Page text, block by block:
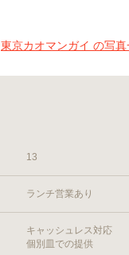
東京カオマンガイ の写真
13
ランチ営業あり
キャッシュレス対応
個別皿での提供